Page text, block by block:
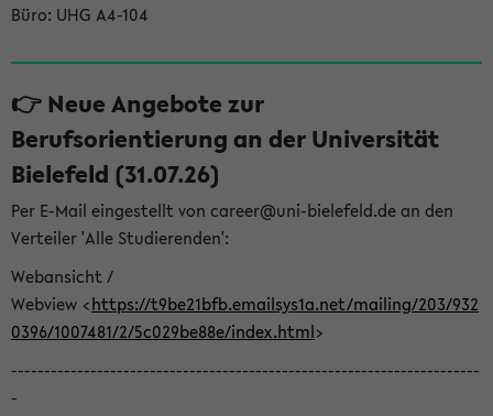
Büro: UHG A4-104
👉 Neue Angebote zur
Berufsorientierung an der Universität
Bielefeld (31.07.26)
Per E-Mail eingestellt von career@uni-bielefeld.de an den
Verteiler 'Alle Studierenden':
Webansicht /
Webview <https://t9be21bfb.emailsys1a.net/mailing/203/932
0396/1007481/2/5c029be88e/index.html>
-----------------------------------------------------------------------
-